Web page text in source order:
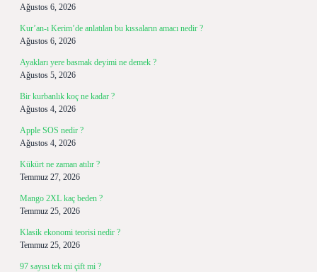
Ağustos 6, 2026
Kur’an-ı Kerim’de anlatılan bu kıssaların amacı nedir ?
Ağustos 6, 2026
Ayakları yere basmak deyimi ne demek ?
Ağustos 5, 2026
Bir kurbanlık koç ne kadar ?
Ağustos 4, 2026
Apple SOS nedir ?
Ağustos 4, 2026
Kükürt ne zaman atılır ?
Temmuz 27, 2026
Mango 2XL kaç beden ?
Temmuz 25, 2026
Klasik ekonomi teorisi nedir ?
Temmuz 25, 2026
97 sayısı tek mi çift mi ?